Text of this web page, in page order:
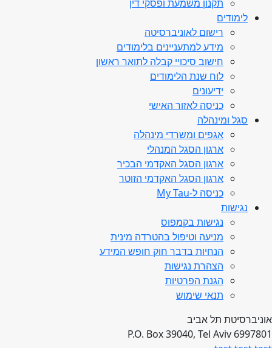
תקנון משמעת ופסקי דין
לימודים
רישום לאוניברסיטה
מידע למתעניינים בלימודים
חישוב סיכויי קבלה לתואר ראשון
לוח שנת הלימודים
ידיעונים
כניסה לאזור האישי
סגל ומינהלה
אגפים ומשרדי מינהלה
ארגון הסגל המנהלי
ארגון הסגל האקדמי הבכיר
ארגון הסגל האקדמי הזוטר
כניסה ל-My Tau
נגישות
נגישות בקמפוס
מניעה וטיפול בהטרדה מינית
הנחיות בדבר חוק חופש המידע
הצהרת נגישות
הגנת הפרטיות
תנאי שימוש
אוניברסיטת תל אביב
P.O. Box 39040, Tel Aviv 6997801